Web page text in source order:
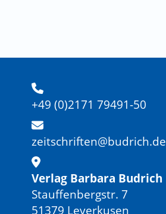
+49 (0)2171 79491-50
zeitschriften@budrich.de
Verlag Barbara Budrich
Stauffenbergstr. 7
51379 Leverkusen